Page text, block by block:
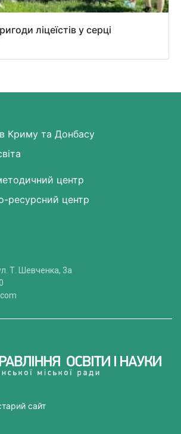
ліцеїстів у серці
Криму та Донбасу
центр
ресурсний центр
Т. Шевченка, 3a
сайт